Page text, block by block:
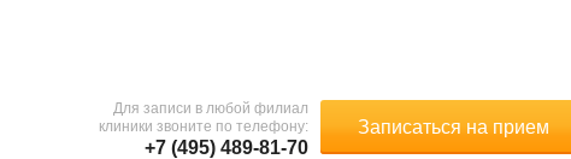
Записаться на прием
Для записи в любой филиал
клиники звоните по телефону:
+7 (495) 489-81-70